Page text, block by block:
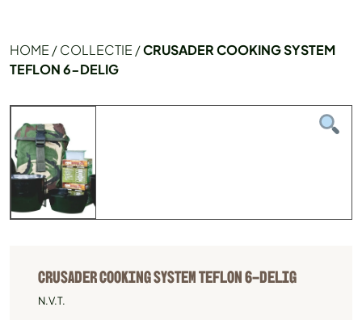
HOME /COLLECTIE /CRUSADER COOKING SYSTEM
TEFLON 6-DELIG
CRUSADER COOKING SYSTEM TEFLON 6-DELIG
N.V.T.